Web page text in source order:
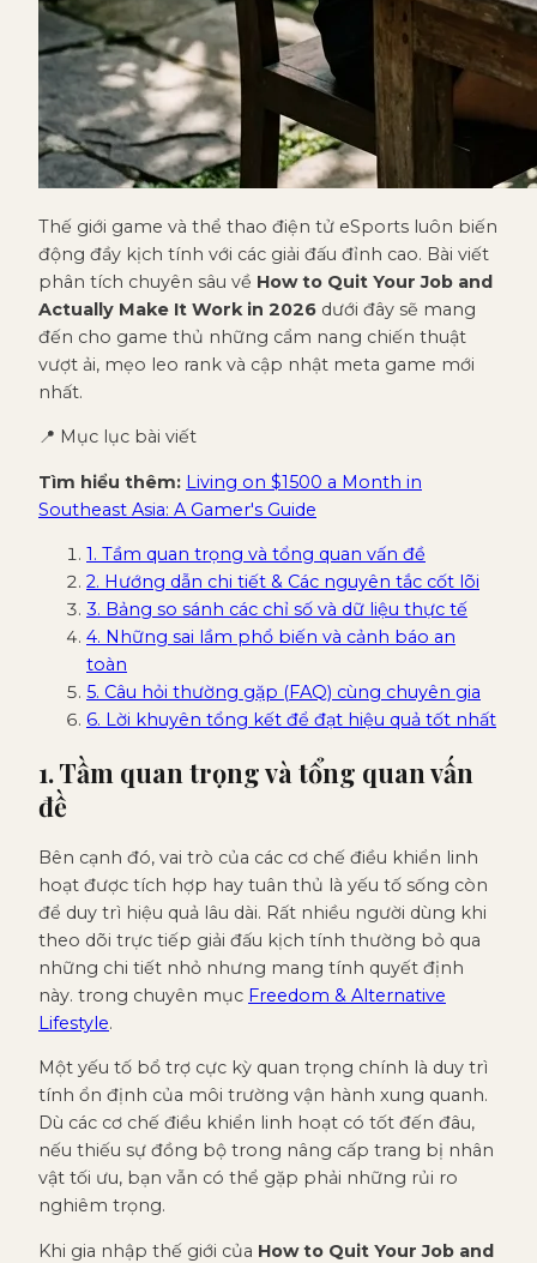
Thế giới game và thể thao điện tử eSports luôn biến
động đầy kịch tính với các giải đấu đỉnh cao. Bài viết
phân tích chuyên sâu về How to Quit Your Job and
Actually Make It Work in 2026 dưới đây sẽ mang
đến cho game thủ những cẩm nang chiến thuật
vượt ải, mẹo leo rank và cập nhật meta game mới
nhất.
📍 Mục lục bài viết
Tìm hiểu thêm: Living on $1500 a Month in
Southeast Asia: A Gamer's Guide
1. Tầm quan trọng và tổng quan vấn đề
2. Hướng dẫn chi tiết & Các nguyên tắc cốt lõi
3. Bảng so sánh các chỉ số và dữ liệu thực tế
4. Những sai lầm phổ biến và cảnh báo an
toàn
5. Câu hỏi thường gặp (FAQ) cùng chuyên gia
6. Lời khuyên tổng kết để đạt hiệu quả tốt nhất
1. Tầm quan trọng và tổng quan vấn
đề
Bên cạnh đó, vai trò của các cơ chế điều khiển linh
hoạt được tích hợp hay tuân thủ là yếu tố sống còn
để duy trì hiệu quả lâu dài. Rất nhiều người dùng khi
theo dõi trực tiếp giải đấu kịch tính thường bỏ qua
những chi tiết nhỏ nhưng mang tính quyết định
này. trong chuyên mục Freedom & Alternative
Lifestyle.
Một yếu tố bổ trợ cực kỳ quan trọng chính là duy trì
tính ổn định của môi trường vận hành xung quanh.
Dù các cơ chế điều khiển linh hoạt có tốt đến đâu,
nếu thiếu sự đồng bộ trong nâng cấp trang bị nhân
vật tối ưu, bạn vẫn có thể gặp phải những rủi ro
nghiêm trọng.
Khi gia nhập thế giới của How to Quit Your Job and